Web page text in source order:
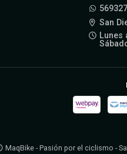
San
Lunes
MaqBike - Pasión por el ciclismo -